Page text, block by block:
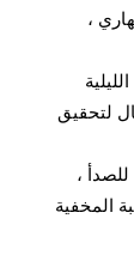
،
لتحقيق
،
المخفية